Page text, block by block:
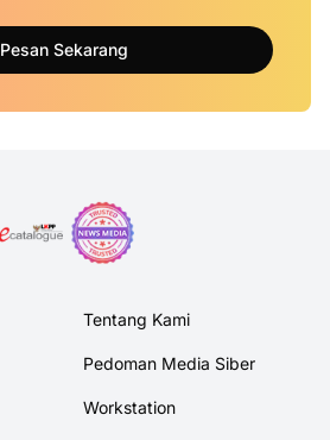
Pesan Sekarang
Tentang Kami
Pedoman Media Siber
Workstation